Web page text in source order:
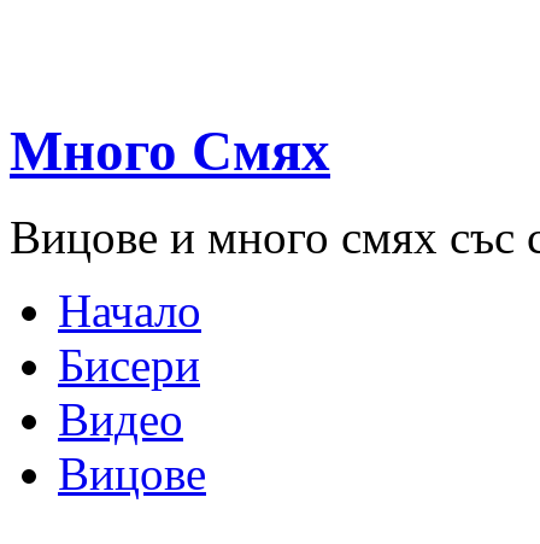
Много Смях
Вицове и много смях със
Начало
Бисери
Видео
Вицове